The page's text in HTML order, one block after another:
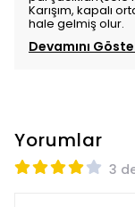
Karışım, kapalı
hale gelmiş olur.
Devamını
Yorumlar
3